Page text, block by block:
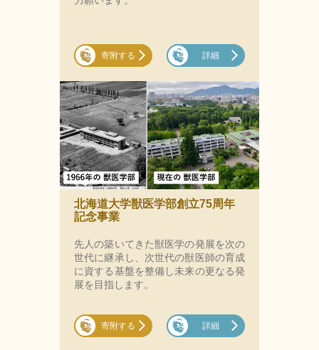
寄附する 詳細
北海道大学獣医学部創立75周年
記念事業
先人の築いてきた獣医学の発展を次の
世代に継承し、次世代の獣医師の育成
に資する基盤を整備し未来の更なる発
展を目指します。
寄附する 詳細